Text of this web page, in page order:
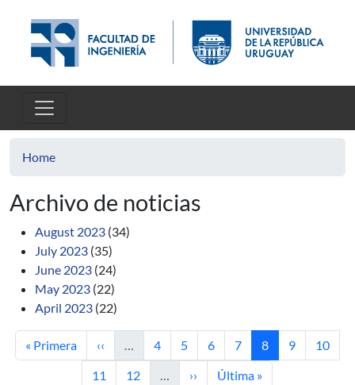
Home
Archivo de noticias
August 2023 (34)
July 2023 (35)
June 2023 (24)
May 2023 (22)
April 2023 (22)
First page
« Primera Previous page
‹‹ … Page
4 Page
5 Page
6 Page
7 Current page
8 Page
9 Page
10
Page
11 Page
12 … Next page
›› Last page
Última »